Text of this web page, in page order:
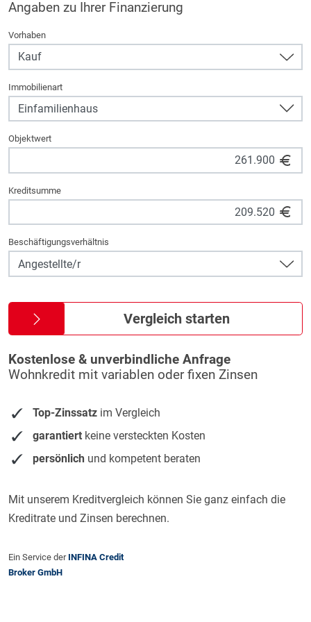
Angaben zu Ihrer Finanzierung
Vorhaben
Immobilienart
Objektwert
Kreditsumme
Beschäftigungsverhältnis
Vergleich starten
Kostenlose & unverbindliche Anfrage
Wohnkredit mit variablen oder fixen Zinsen
Top-Zinssatz im Vergleich
garantiert keine versteckten Kosten
persönlich und kompetent beraten
Mit unserem Kreditvergleich können Sie ganz einfach die
Kreditrate und Zinsen berechnen.
Ein Service der INFINA Credit
Broker GmbH